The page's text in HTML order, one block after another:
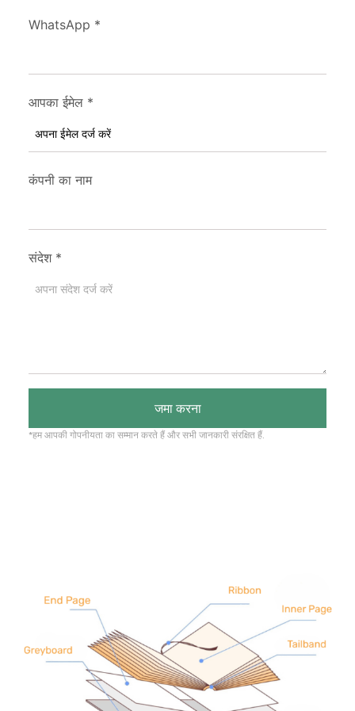
WhatsApp *
आपका ईमेल *
कंपनी का नाम
संदेश *
जमा करना
*हम आपकी गोपनीयता का सम्मान करते हैं और सभी जानकारी संरक्षित हैं.